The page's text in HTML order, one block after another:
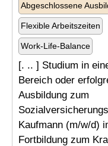
Abgeschlossene
Flexible Arbeitszeiten
Work-Life-Balance
[. .. ] Studium in
Bereich oder
Ausbildung zum
Kaufmann (m/w/d)
Fortbildung zum